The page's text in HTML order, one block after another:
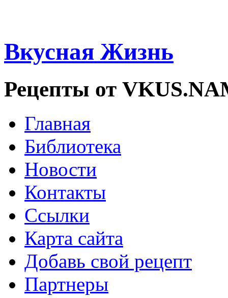
Вкусная Жизнь
Рецепты от
Главная
Библиотека
Новости
Контакты
Ссылки
Карта сайта
Добавь свой рецепт
Партнеры